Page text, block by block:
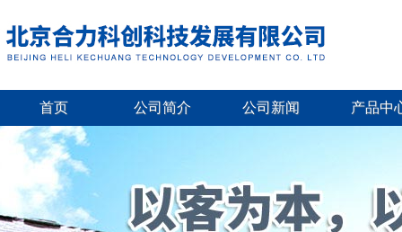
首页 公司简介 公司新闻 产品中